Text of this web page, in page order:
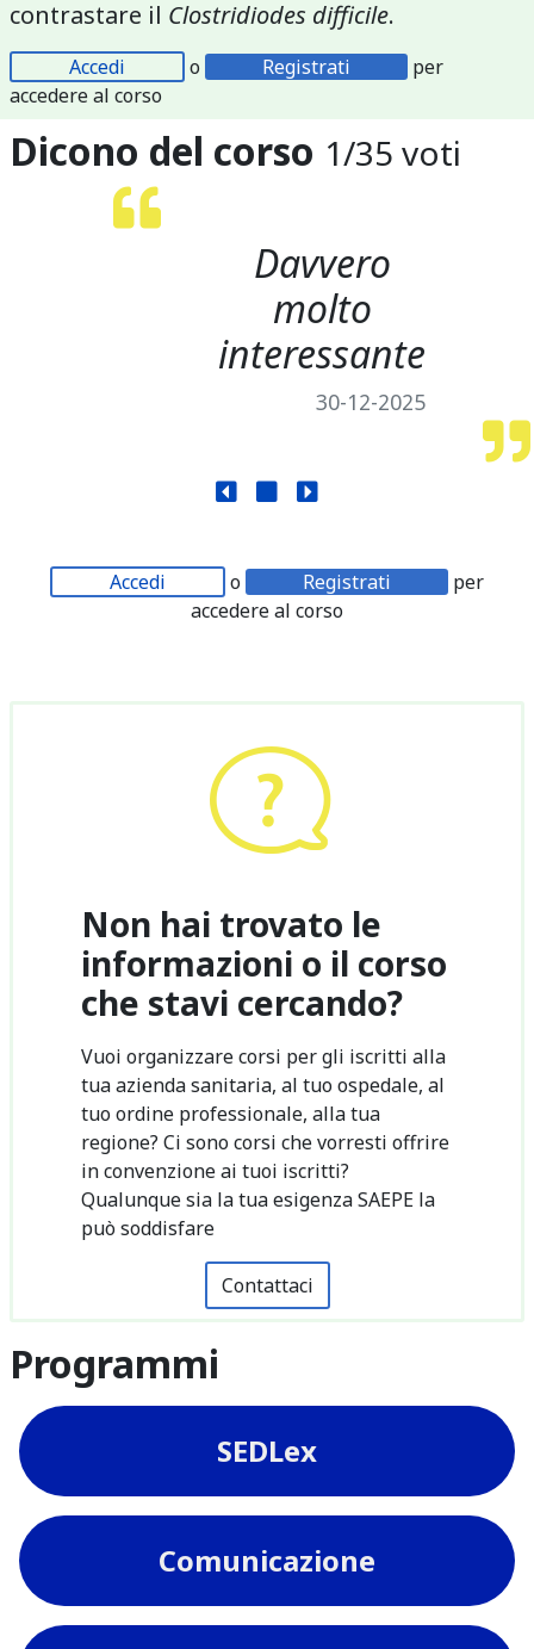
contrastare il Clostridiodes difficile.
Accedi o Registrati
per
accedere al corso
Dicono del corso 1/35 voti
Davvero
molto
interessante
30-12-2025
Accedi o Registrati
per
accedere al corso
Non hai trovato le
informazioni o il corso
che stavi cercando?
Vuoi organizzare corsi per gli iscritti alla
tua azienda sanitaria, al tuo ospedale, al
tuo ordine professionale, alla tua
regione? Ci sono corsi che vorresti offrire
in convenzione ai tuoi iscritti?
Qualunque sia la tua esigenza SAEPE la
può soddisfare
Contattaci
Programmi
SEDLex
Comunicazione